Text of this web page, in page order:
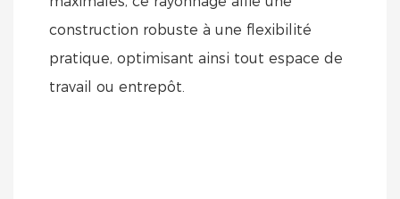
construction robuste à une flexibilité
pratique, optimisant ainsi tout espace de
travail ou entrepôt.